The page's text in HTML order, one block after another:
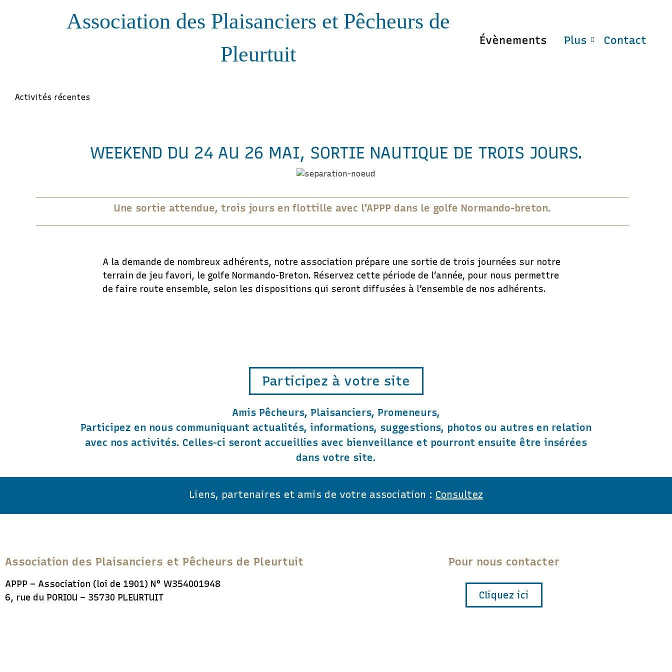
Association des Plaisanciers et Pêcheurs de
Pleurtuit
Évènements Plus Contact
Activités récentes
WEEKEND DU 24 AU 26 MAI, SORTIE NAUTIQUE DE TROIS JOURS.
Une sortie attendue, trois jours en flottille avec l’APPP dans le golfe Normando-breton.
A la demande de nombreux adhérents, notre association prépare une sortie de trois journées sur notre
terrain de jeu favori, le golfe Normando-Breton. Réservez cette période de l’année, pour nous permettre
de faire route ensemble, selon les dispositions qui seront diffusées à l’ensemble de nos adhérents.
Participez à votre site
Amis Pêcheurs, Plaisanciers, Promeneurs,
Participez en nous communiquant actualités, informations, suggestions, photos ou autres en relation
avec nos activités. Celles-ci seront accueillies avec bienveillance et pourront ensuite être insérées
dans votre site.
Liens, partenaires et amis de votre association : Consultez
Association des Plaisanciers et Pêcheurs de Pleurtuit
APPP – Association (loi de 1901) N° W354001948
6, rue du PORIOU – 35730 PLEURTUIT
Pour nous contacter
Cliquez ici